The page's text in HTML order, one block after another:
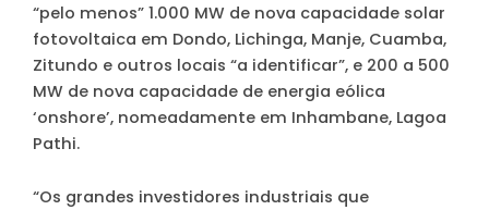
“pelo menos” 1.000 MW de nova capacidade solar
fotovoltaica em Dondo, Lichinga, Manje, Cuamba,
Zitundo e outros locais “a identificar”, e 200 a 500
MW de nova capacidade de energia eólica
‘onshore’, nomeadamente em Inhambane, Lagoa
Pathi.
“Os grandes investidores industriais que